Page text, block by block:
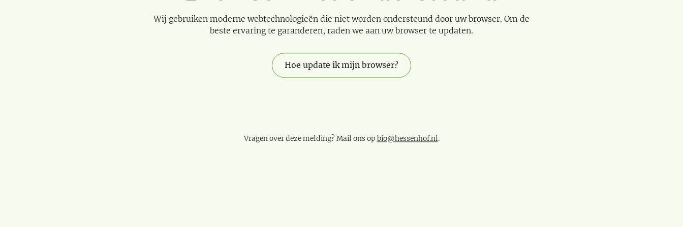
Wij gebruiken moderne webtechnologieën die niet worden ondersteund door uw browser. Om de
beste ervaring te garanderen, raden we aan uw browser te updaten.
Hoe update ik mijn browser?
Vragen over deze melding? Mail ons op bio@hessenhof.nl.